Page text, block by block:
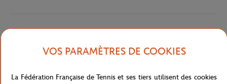
look décontracté qui fera la différence sur les courts. Cet article
VOS PARAMÈTRES DE COOKIES
La Fédération Française de Tennis et ses tiers utilisent des cookies